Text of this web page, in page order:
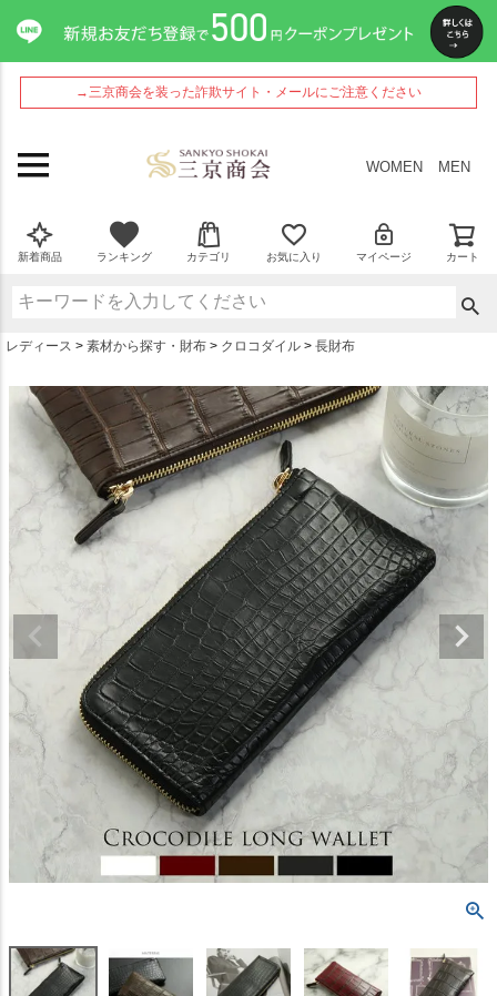
→三京商会を装った詐欺サイト・メールにご注意ください
WOMEN MEN
新着商品 ランキング カテゴリ お気に入り マイページ カート
レディース 素材から探す・財布 クロコダイル 長財布
ペー
ジト
ップ
へ